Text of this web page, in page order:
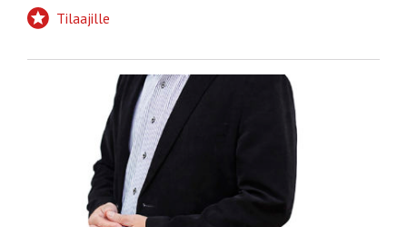
Tilaajille